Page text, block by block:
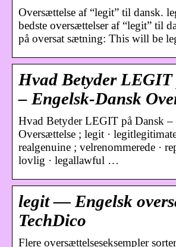
Oversættelse af “legit” til dansk.
bedste oversættelser af “legit” til
på oversat sætning: This will be
Hvad Betyder LEGIT
– Engelsk-Dansk
Hvad Betyder LEGIT på Dansk –
Oversættelse ; legit ·
realgenuine ; velrenommerede ·
lovlig · legallawful …
legit — Engelsk
TechDico
Flere oversættelseseksempler